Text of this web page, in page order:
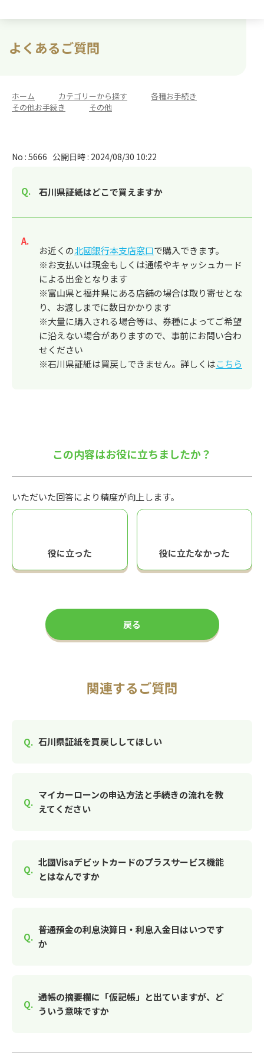
よくあるご質問
ホーム カテゴリーから探す 各種お手続き
その他お手続き
その他
No : 5666 公開日時 : 2024/08/30 10:22
石川県証紙はどこで買えますか
お近くの北國銀行本支店窓口で購入できます。
※お支払いは現金もしくは通帳やキャッシュカード
による出金となります
※富山県と福井県にある店舗の場合は取り寄せとな
り、お渡しまでに数日かかります
※大量に購入される場合等は、券種によってご希望
に沿えない場合がありますので、事前にお問い合わ
せください
※石川県証紙は買戻しできません。詳しくはこちら
この内容はお役に立ちましたか？
いただいた回答により精度が向上します。
役に立った 役に立たなかった
戻る
関連するご質問
石川県証紙を買戻ししてほしい
マイカーローンの申込方法と手続きの流れを教
えてください
北國Visaデビットカードのプラスサービス機能
とはなんですか
普通預金の利息決算日・利息入金日はいつです
か
通帳の摘要欄に「仮記帳」と出ていますが、ど
ういう意味ですか